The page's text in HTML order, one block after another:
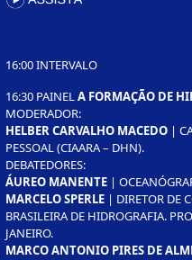
16:00 INTERVALO
16:30 PAINELA FORMAÇÃO DE
MODERADOR:
HELBER CARVALHO MACEDO |
PESSOAL (CIAARA – DHN).
DEBATEDORES:
ÁUREO MANENTE |
MARCELO SPERLE | DIRETOR DE
BRASILEIRA DE HIDROGRAFIA.
JANEIRO.
MARCO ANTONIO PIRES DE